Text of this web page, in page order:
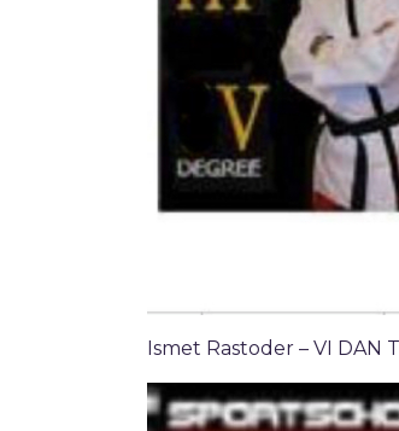
Ismet Rastoder – VI DAN